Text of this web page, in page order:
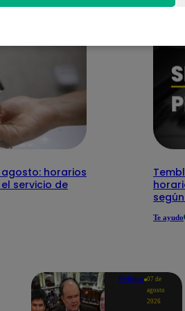
horarios
servicio de
Te ayudo
Política 07 de
agosto
2026